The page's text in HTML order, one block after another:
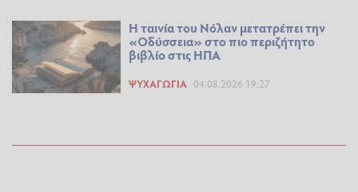
Η ταινία του Νόλαν μετατρέπει την
«Οδύσσεια» στο πιο περιζήτητο
βιβλίο στις ΗΠΑ
ΨΥΧΑΓΩΓΊΑ 04.08.2026 19:27